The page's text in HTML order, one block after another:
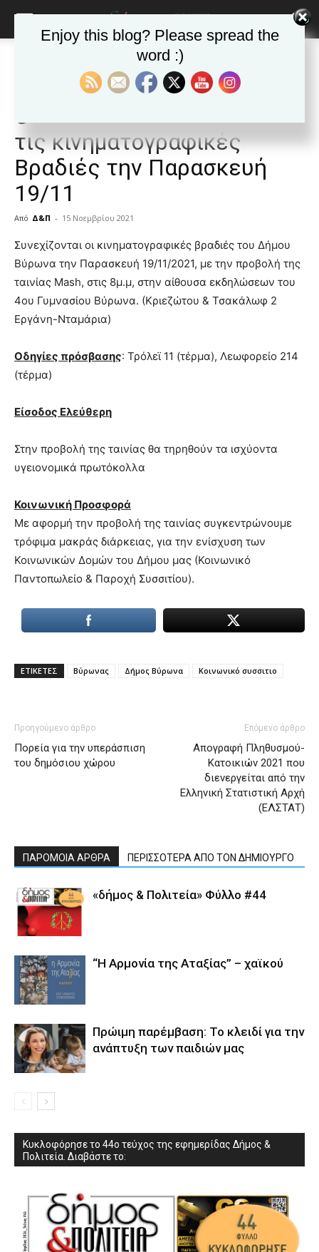
Ανακοινώσεις - Δελτία τύπου
Ανακοινώσεις - Δελτία τύπου Βήμα στο δημότη ΒΥΡΩΝΑΣ
Δημοφιλή άρθρα
Ο δήμος Βύρωνα συνεχίζει
τις κινηματογραφικές
Βραδιές την Παρασκευή
19/11
Από Δ&Π - 15 Νοεμβρίου 2021
blonde
lesbians
very
hot
cam
show.desi
lyons
teaches
the
pain.
pornhun
porn
Συνεχίζονται οι κινηματογραφικές βραδιές του Δήμου
Βύρωνα την Παρασκευή 19/11/2021, με την προβολή της
ταινίας Mash, στις 8μ.μ, στην αίθουσα εκδηλώσεων του
4ου Γυμνασίου Βύρωνα. (Κριεζώτου & Τσακάλωφ 2
Εργάνη-Νταμάρια)
Οδηγίες πρόσβασης: Τρόλεϊ 11 (τέρμα), Λεωφορείο 214
(τέρμα)
Είσοδος Ελεύθερη
Στην προβολή της ταινίας θα τηρηθούν τα ισχύοντα
υγειονομικά πρωτόκολλα
Κοινωνική Προσφορά
Με αφορμή την προβολή της ταινίας συγκεντρώνουμε
τρόφιμα μακράς διάρκειας, για την ενίσχυση των
Κοινωνικών Δομών του Δήμου μας (Κοινωνικό
Παντοπωλείο & Παροχή Συσσιτίου).
ΕΤΙΚΕΤΕΣ Βύρωνας Δήμος Βύρωνα Κοινωνικό συσσιτιο
Προηγούμενο άρθρο
Πορεία για την υπεράσπιση
του δημόσιου χώρου
Επόμενο άρθρο
Απογραφή Πληθυσμού-
Κατοικιών 2021 που
διενεργείται από την
Ελληνική Στατιστική Αρχή
(ΕΛΣΤΑΤ)
ΠΑΡΟΜΟΙΑ ΑΡΘΡΑ ΠΕΡΙΣΣΟΤΕΡΑ ΑΠΟ ΤΟΝ ΔΗΜΙΟΥΡΓΟ
«δήμος & Πολιτεία» Φύλλο #44
“Η Αρμονία της Αταξίας” – χαϊκού
Πρώιμη παρέμβαση: Το κλειδί για την
ανάπτυξη των παιδιών µας
Κυκλοφόρησε το 44ο τεύχος της εφημερίδας Δήμος &
Πολιτεία. Διαβάστε το:
Enjoy this blog? Please spread the
word :)